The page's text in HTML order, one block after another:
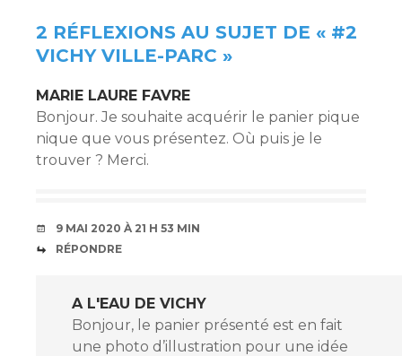
ARTICLES
2 RÉFLEXIONS AU SUJET DE « #2
VICHY VILLE-PARC »
MARIE LAURE FAVRE
Bonjour. Je souhaite acquérir le panier pique
nique que vous présentez. Où puis je le
trouver ? Merci.
9 MAI 2020 À 21 H 53 MIN
RÉPONDRE
A L'EAU DE VICHY
Bonjour, le panier présenté est en fait
une photo d’illustration pour une idée